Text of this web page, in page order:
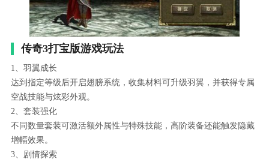
传奇3打宝版游戏玩法
1、羽翼成长
达到指定等级后开启翅膀系统，收集材料可升级羽翼，并获得专属
空战技能与炫彩外观。
2、套装强化
不同数量套装可激活额外属性与特殊技能，高阶装备还能触发隐藏
增幅效果。
3、剧情探索